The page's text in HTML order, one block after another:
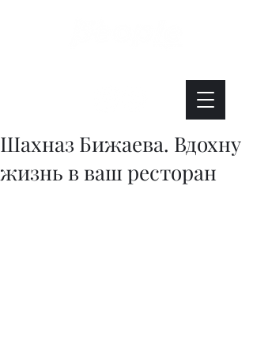
Шахназ Бижаева. Вдохну
жизнь в ваш ресторан